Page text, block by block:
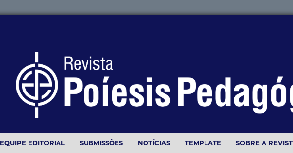
EQUIPE EDITORIAL SUBMISSÕES NOTÍCIAS TEMPLATE SOBRE A